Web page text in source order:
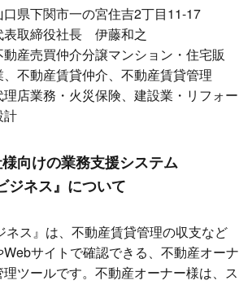
下関市一の宮住吉2丁目11-17
締役社長 伊藤和之
売買仲介分譲マンション・住宅販
不動産賃貸仲介、不動産賃貸管理
火災保険、建設業・リフォー
計
向けの業務支援システム
ジネス』について
ネス』は、不動産賃貸管理の収支など
サイトで確認できる、不動産オーナ
ツールです。不動産オーナー様は、ス